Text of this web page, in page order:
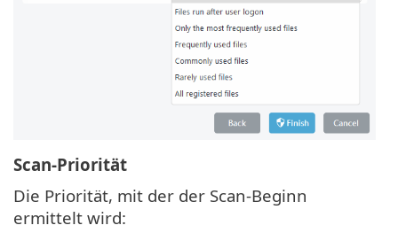
Scan-Priorität
Die Priorität, mit der der Scan-Beginn
ermittelt wird: